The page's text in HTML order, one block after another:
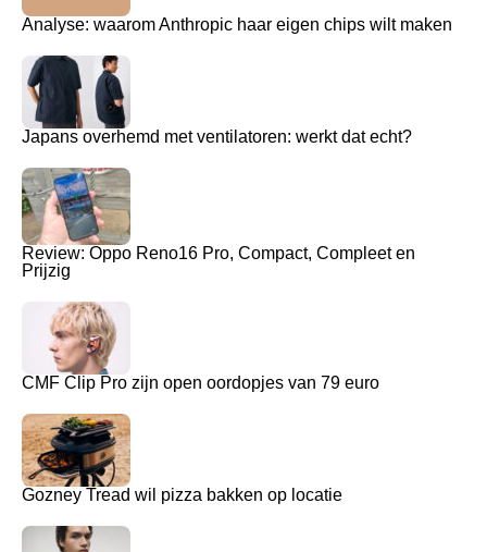
Analyse: waarom Anthropic haar eigen chips wilt maken
Japans overhemd met ventilatoren: werkt dat echt?
Review: Oppo Reno16 Pro, Compact, Compleet en
Prijzig
CMF Clip Pro zijn open oordopjes van 79 euro
Gozney Tread wil pizza bakken op locatie